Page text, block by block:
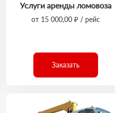
Услуги аренды ломовоза
от 15 000,00 ₽ / рейс
Заказать